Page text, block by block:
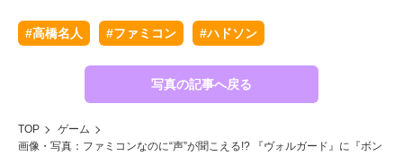
#高橋名人 #ファミコン #ハドソン
写真の記事へ戻る
TOP
ゲーム
画像・写真：ファミコンなのに“声”が聞こえる!? 『ヴォルガード』に『ボン